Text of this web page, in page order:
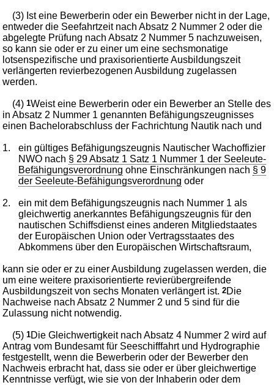
(3) Ist eine Bewerberin oder ein Bewerber nicht in der Lage,
entweder die Seefahrtzeit nach Absatz 2 Nummer 2 oder die
abgelegte Prüfung nach Absatz 2 Nummer 5 nachzuweisen,
so kann sie oder er zu einer um eine sechsmonatige
lotsenspezifische und praxisorientierte Ausbildungszeit
verlängerten revierbezogenen Ausbildung zugelassen
werden.
(4)1Weist eine Bewerberin oder ein Bewerber an Stelle des
in Absatz 2 Nummer 1 genannten Befähigungszeugnisses
einen Bachelorabschluss der Fachrichtung Nautik nach und
1.
ein gültiges Befähigungszeugnis Nautischer Wachoffizier
NWO nach § 29 Absatz 1 Satz 1 Nummer 1 der Seeleute-
Befähigungsverordnung ohne Einschränkungen nach § 9
der Seeleute-Befähigungsverordnung oder
2.
ein mit dem Befähigungszeugnis nach Nummer 1 als
gleichwertig anerkanntes Befähigungszeugnis für den
nautischen Schiffsdienst eines anderen Mitgliedstaates
der Europäischen Union oder Vertragsstaates des
Abkommens über den Europäischen Wirtschaftsraum,
kann sie oder er zu einer Ausbildung zugelassen werden, die
um eine weitere praxisorientierte revierübergreifende
Ausbildungszeit von sechs Monaten verlängert ist.2Die
Nachweise nach Absatz 2 Nummer 2 und 5 sind für die
Zulassung nicht notwendig.
(5)1Die Gleichwertigkeit nach Absatz 4 Nummer 2 wird auf
Antrag vom Bundesamt für Seeschifffahrt und Hydrographie
festgestellt, wenn die Bewerberin oder der Bewerber den
Nachweis erbracht hat, dass sie oder er über gleichwertige
Kenntnisse verfügt, wie sie von der Inhaberin oder dem